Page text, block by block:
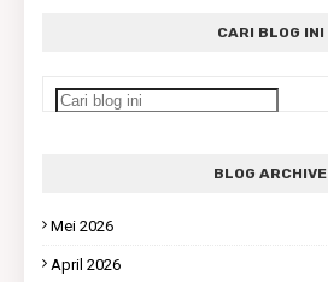
CARI BLOG INI
BLOG ARCHIVE
Mei 2026
April 2026